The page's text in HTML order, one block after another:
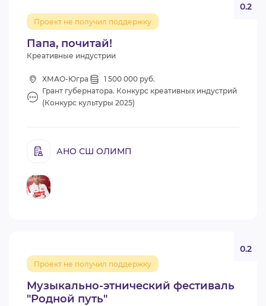
Папа, почитай!
Проект не получил поддержку
0.2
Креативные индустрии
ХМАО-Югра
1 500 000 руб.
Грант губернатора. Конкурс креативных индустрий
(Конкурс культуры 2025)
АНО СШ ОЛИМП
Музыкально-этнический фестиваль
"Родной путь"
Проект не получил поддержку
0.2